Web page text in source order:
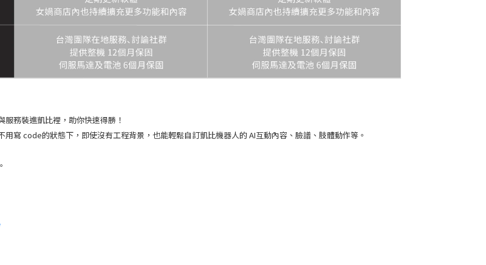
服務裝進凱比裡，助你快速得勝！
寫 code的狀態下，即使沒有工程背景，也能輕鬆自訂凱比機器人的 AI互動內容、臉譜、肢體動作等。